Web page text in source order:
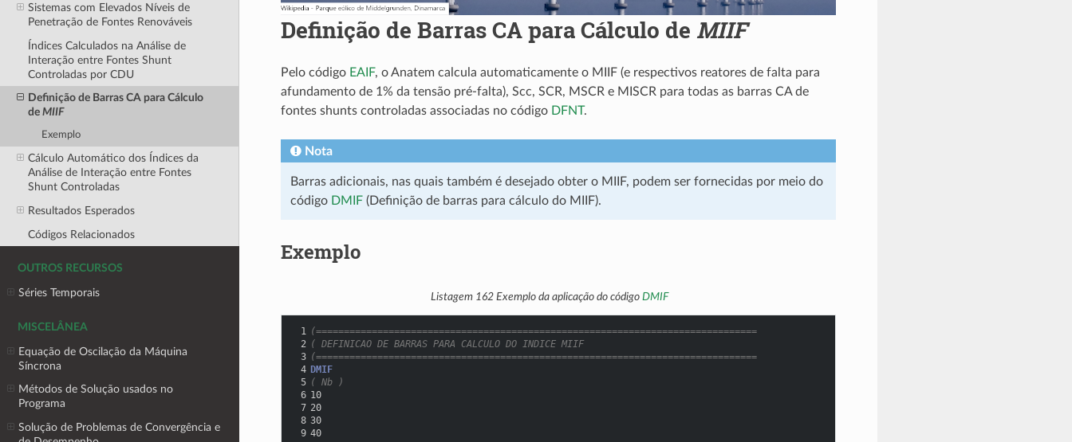
Sistemas com Elevados Níveis de
Penetração de Fontes Renováveis
Índices Calculados na Análise de
Interação entre Fontes Shunt
Controladas por CDU
Definição de Barras CA para Cálculo
de MIIF
Exemplo
Cálculo Automático dos Índices da
Análise de Interação entre Fontes
Shunt Controladas
Resultados Esperados
Códigos Relacionados
OUTROS RECURSOS
Séries Temporais
MISCELÂNEA
Equação de Oscilação da Máquina
Síncrona
Métodos de Solução usados no
Programa
Solução de Problemas de Convergência e
Definição de Barras CA para Cálculo de MIIF
Pelo código EAIF, o Anatem calcula automaticamente o MIIF (e respectivos reatores de falta para
afundamento de 1% da tensão pré-falta), Scc, SCR, MSCR e MISCR para todas as barras CA de
fontes shunts controladas associadas no código DFNT.
Nota
Barras adicionais, nas quais também é desejado obter o MIIF, podem ser fornecidas por meio do
código DMIF(Definição de barras para cálculo do MIIF).
Exemplo
Listagem 162 Exemplo da aplicação do código DMIF
1 (===============================================================================
2 ( DEFINICAO DE BARRAS PARA CALCULO DO INDICE MIIF
3 (===============================================================================
4 DMIF
5 ( Nb )
6 10
7 20
8 30
9 40